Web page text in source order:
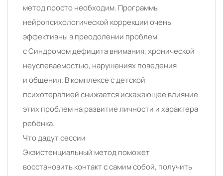
метод просто необходим. Программы
нейропсихологической коррекции очень
эффективны в преодолении проблем
с Синдромом дефицита внимания, хронической
неуспеваемостью, нарушениях поведения
и общения. В комплексе с детской
психотерапией снижается искажающее влияние
этих проблем на развитие личности и характера
ребёнка.
Что дадут сессии
Экзистенциальный метод поможет
восстановить контакт с самим собой, получить